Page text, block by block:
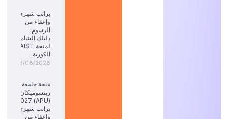
براتب شهري
وإعفاء من
الرسوم:
دليلك الشامل
لمنحة KAIST
الكورية.
03/08/2026
منحة جامعة
ريتسوميكان
براتب شهري
وإعفاء من